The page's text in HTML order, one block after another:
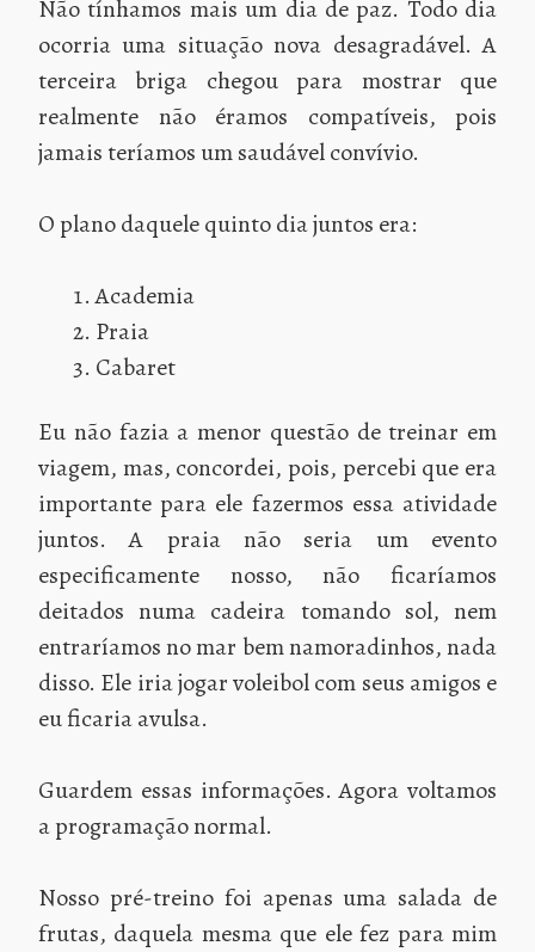
Não tínhamos mais um dia de paz. Todo dia
ocorria uma situação nova desagradável. A
terceira briga chegou para mostrar que
realmente não éramos compatíveis, pois
jamais teríamos um saudável convívio.
O plano daquele quinto dia juntos era:
Academia
Praia
Cabaret
Eu não fazia a menor questão de treinar em
viagem, mas, concordei, pois, percebi que era
importante para ele fazermos essa atividade
juntos. A praia não seria um evento
especificamente nosso, não ficaríamos
deitados numa cadeira tomando sol, nem
entraríamos no mar bem namoradinhos, nada
disso. Ele iria jogar voleibol com seus amigos e
eu ficaria avulsa.
Guardem essas informações. Agora voltamos
a programação normal.
Nosso pré-treino foi apenas uma salada de
frutas, daquela mesma que ele fez para mim